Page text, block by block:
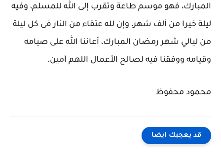
المبارك، فهو موسم طاعة وتقرب إلى الله للمسلم، وفيه
ليلة خيرا من ألف شهر، وإن لله عتقاء من النار فى كل ليلة
من ليالي شهر رمضان المبارك، أعاننا الله على صيامه
وقيامه ووفقنا فيه لصالح الأعمال اللهم آمين.
محمود محفوظ
قد يعجبك ايضا